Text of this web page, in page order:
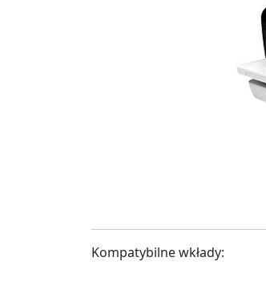
Kompatybilne wkłady: